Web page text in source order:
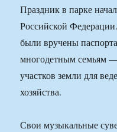
Праздник в парке
Российской
были вручены
многодетным семьям
участков земли для
хозяйства.
Свои музыкальные